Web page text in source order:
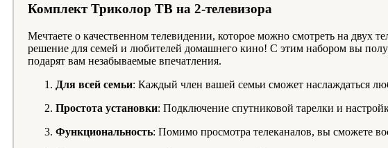
Комплект Триколор ТВ на 2-телевизора
Мечтаете о качественном телевидении, которое можно смотреть на двух
решение для семей и любителей домашнего кино! С этим набором вы
подарят вам незабываемые впечатления.
Для всей семьи: Каждый член вашей семьи сможет наслаждаться
Простота установки: Подключение спутниковой тарелки и
Функциональность: Помимо просмотра телеканалов, вы сможете